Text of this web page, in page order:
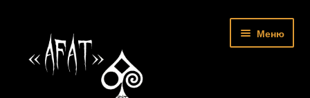
навигации
содержимому
Меню